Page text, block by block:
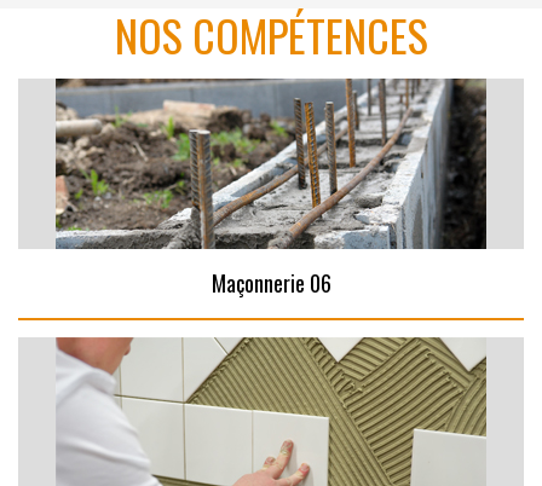
NOS COMPÉTENCES
Maçonnerie 06